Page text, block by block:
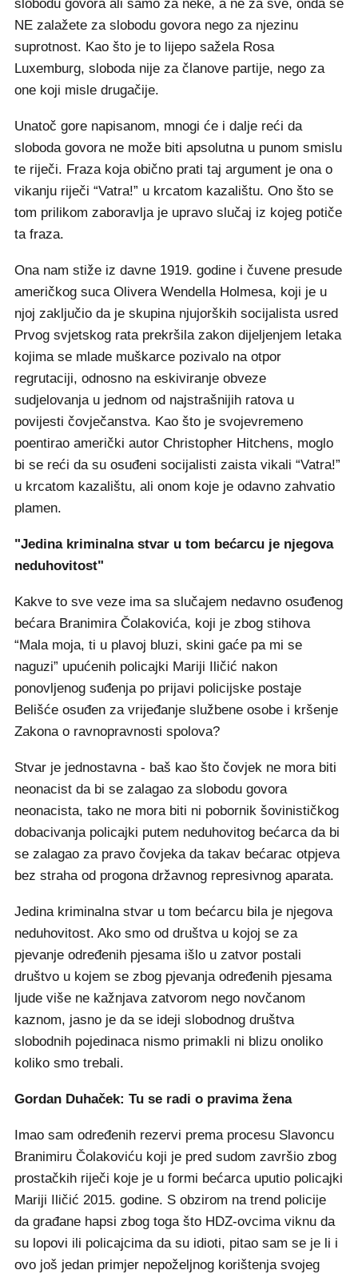
slobodu govora ali samo za neke, a ne za sve, onda se
NE zalažete za slobodu govora nego za njezinu
suprotnost. Kao što je to lijepo sažela Rosa
Luxemburg, sloboda nije za članove partije, nego za
one koji misle drugačije.
Unatoč gore napisanom, mnogi će i dalje reći da
sloboda govora ne može biti apsolutna u punom smislu
te riječi. Fraza koja obično prati taj argument je ona o
vikanju riječi “Vatra!” u krcatom kazalištu. Ono što se
tom prilikom zaboravlja je upravo slučaj iz kojeg potiče
ta fraza.
Ona nam stiže iz davne 1919. godine i čuvene presude
američkog suca Olivera Wendella Holmesa, koji je u
njoj zaključio da je skupina njujorških socijalista usred
Prvog svjetskog rata prekršila zakon dijeljenjem letaka
kojima se mlade muškarce pozivalo na otpor
regrutaciji, odnosno na eskiviranje obveze
sudjelovanja u jednom od najstrašnijih ratova u
povijesti čovječanstva. Kao što je svojevremeno
poentirao američki autor Christopher Hitchens, moglo
bi se reći da su osuđeni socijalisti zaista vikali “Vatra!”
u krcatom kazalištu, ali onom koje je odavno zahvatio
plamen.
"Jedina kriminalna stvar u tom bećarcu je njegova
neduhovitost"
Kakve to sve veze ima sa slučajem nedavno osuđenog
bećara Branimira Čolakovića, koji je zbog stihova
“Mala moja, ti u plavoj bluzi, skini gaće pa mi se
naguzi” upućenih policajki Mariji Iličić nakon
ponovljenog suđenja po prijavi policijske postaje
Belišće osuđen za vrijeđanje službene osobe i kršenje
Zakona o ravnopravnosti spolova?
Stvar je jednostavna - baš kao što čovjek ne mora biti
neonacist da bi se zalagao za slobodu govora
neonacista, tako ne mora biti ni pobornik šovinističkog
dobacivanja policajki putem neduhovitog bećarca da bi
se zalagao za pravo čovjeka da takav bećarac otpjeva
bez straha od progona državnog represivnog aparata.
Jedina kriminalna stvar u tom bećarcu bila je njegova
neduhovitost. Ako smo od društva u kojoj se za
pjevanje određenih pjesama išlo u zatvor postali
društvo u kojem se zbog pjevanja određenih pjesama
ljude više ne kažnjava zatvorom nego novčanom
kaznom, jasno je da se ideji slobodnog društva
slobodnih pojedinaca nismo primakli ni blizu onoliko
koliko smo trebali.
Gordan Duhaček: Tu se radi o pravima žena
Imao sam određenih rezervi prema procesu Slavoncu
Branimiru Čolakoviću koji je pred sudom završio zbog
prostačkih riječi koje je u formi bećarca uputio policajki
Mariji Iličić 2015. godine. S obzirom na trend policije
da građane hapsi zbog toga što HDZ-ovcima viknu da
su lopovi ili policajcima da su idioti, pitao sam se je li i
ovo još jedan primjer nepoželjnog korištenja svojeg